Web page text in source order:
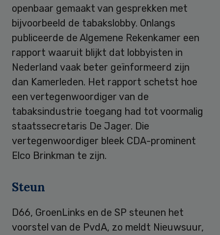
openbaar gemaakt van gesprekken met
bijvoorbeeld de tabakslobby. Onlangs
publiceerde de Algemene Rekenkamer een
rapport waaruit blijkt dat lobbyisten in
Nederland vaak beter geïnformeerd zijn
dan Kamerleden. Het rapport schetst hoe
een vertegenwoordiger van de
tabaksindustrie toegang had tot voormalig
staatssecretaris De Jager. Die
vertegenwoordiger bleek CDA-prominent
Elco Brinkman te zijn.
Steun
D66, GroenLinks en de SP steunen het
voorstel van de PvdA, zo meldt Nieuwsuur,